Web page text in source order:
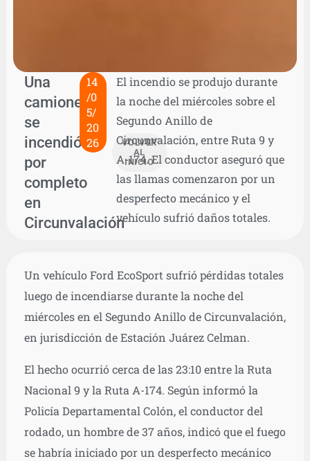
Una
camioneta
se
incendió
por
completo
en
Circunvalación
14
/0
5/
20
26
VOLVER
AL
INICIO
El incendio se produjo durante
la noche del miércoles sobre el
Segundo Anillo de
Circunvalación, entre Ruta 9 y
A-174. El conductor aseguró que
las llamas comenzaron por un
desperfecto mecánico y el
vehículo sufrió daños totales.
Un vehículo Ford EcoSport sufrió pérdidas totales
luego de incendiarse durante la noche del
miércoles en el Segundo Anillo de Circunvalación,
en jurisdicción de Estación Juárez Celman.
El hecho ocurrió cerca de las 23:10 entre la Ruta
Nacional 9 y la Ruta A-174. Según informó la
Policía Departamental Colón, el conductor del
rodado, un hombre de 37 años, indicó que el fuego
se habría iniciado por un desperfecto mecánico